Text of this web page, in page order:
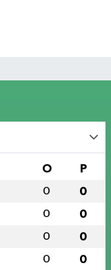
O P
0 0
0 0
0 0
0 0